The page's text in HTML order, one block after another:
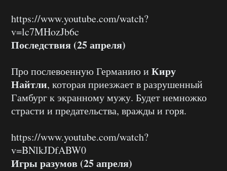
https://www.youtube.com/watch?
v=lc7MHozJb6c
Последствия (25 апреля)
Про послевоенную Германию и Киру
Найтли, которая приезжает в разрушенный
Гамбург к экранному мужу. Будет немножко
страсти и предательства, вражды и горя.
https://www.youtube.com/watch?
v=BNlkJDfABW0
Игры разумов (25 апреля)